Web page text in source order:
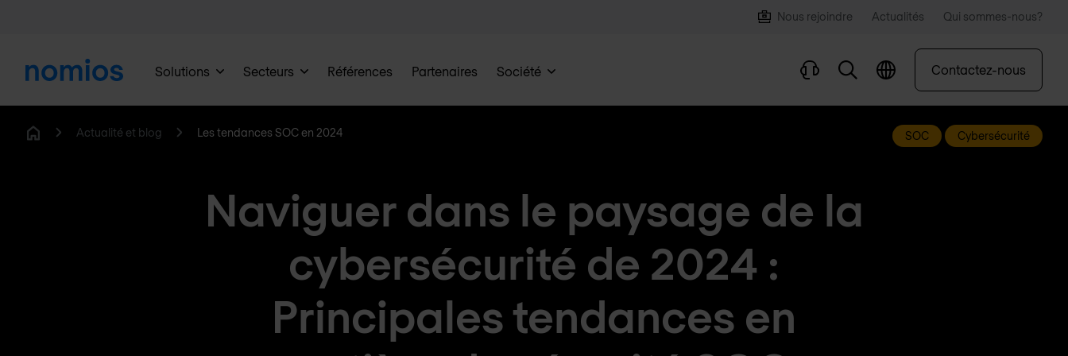
Nous rejoindre Actualités Qui sommes-nous?
Solutions Secteurs Références Partenaires Société Contactez-nous
Actualité et blog Les tendances SOC en 2024 SOC Cybersécurité
Naviguer dans le paysage de la
cybersécurité de 2024 :
Principales tendances en